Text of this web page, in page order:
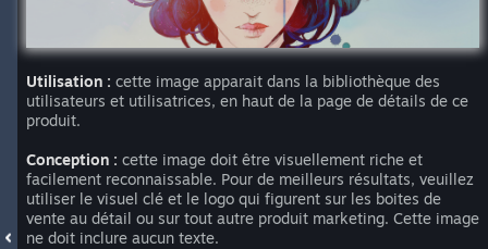
Utilisation : cette image apparait dans la bibliothèque des
utilisateurs et utilisatrices, en haut de la page de détails de ce
produit.
Conception : cette image doit être visuellement riche et
facilement reconnaissable. Pour de meilleurs résultats, veuillez
utiliser le visuel clé et le logo qui figurent sur les boites de
vente au détail ou sur tout autre produit marketing. Cette image
ne doit inclure aucun texte.